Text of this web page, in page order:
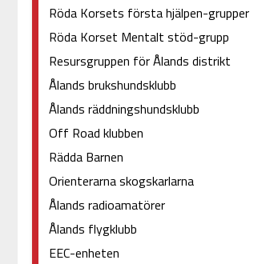
Röda Korsets första hjälpen-grupper
Röda Korset Mentalt stöd-grupp
Resursgruppen för Ålands distrikt
Ålands brukshundsklubb
Ålands räddningshundsklubb
Off Road klubben
Rädda Barnen
Orienterarna skogskarlarna
Ålands radioamatörer
Ålands flygklubb
EEC-enheten